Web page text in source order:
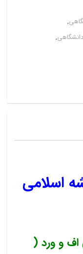
,
,
اسلامی
و ورد (